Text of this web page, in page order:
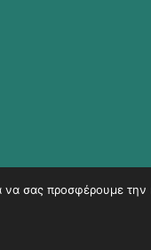
σας προσφέρουμε την